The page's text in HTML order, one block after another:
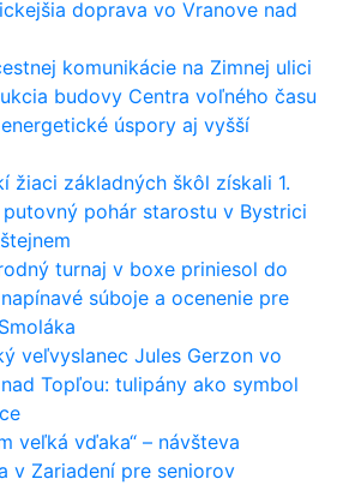
doprava vo Vranove nad
komunikácie na Zimnej ulici
budovy Centra voľného času
úspory aj vyšší
žiaci základných škôl získali 1.
pohár starostu v Bystrici
turnaj v boxe priniesol do
súboje a ocenenie pre
veľvyslanec Jules Gerzon vo
Topľou: tulipány ako symbol
veľká vďaka“ – návšteva
v Zariadení pre seniorov